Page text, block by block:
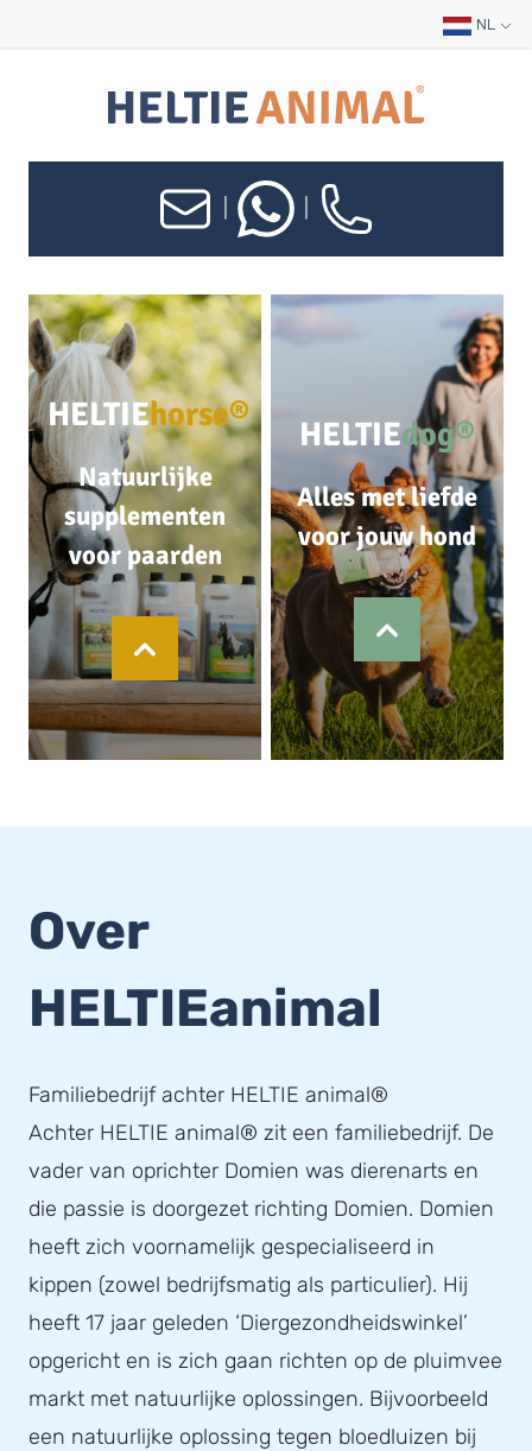
NL
HELTIEhorse®
Natuurlijke
supplementen
voor paarden
HELTIEdog®
Alles met liefde
voor jouw hond
Over
HELTIEanimal
Familiebedrijf achter HELTIE animal®
Achter HELTIE animal® zit een familiebedrijf. De
vader van oprichter Domien was dierenarts en
die passie is doorgezet richting Domien. Domien
heeft zich voornamelijk gespecialiseerd in
kippen (zowel bedrijfsmatig als particulier). Hij
heeft 17 jaar geleden ‘Diergezondheidswinkel’
opgericht en is zich gaan richten op de pluimvee
markt met natuurlijke oplossingen. Bijvoorbeeld
een natuurlijke oplossing tegen bloedluizen bij